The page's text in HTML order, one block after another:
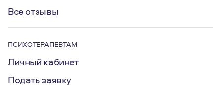
Все отзывы
ПСИХОТЕРАПЕВТАМ
Личный кабинет
Подать заявку